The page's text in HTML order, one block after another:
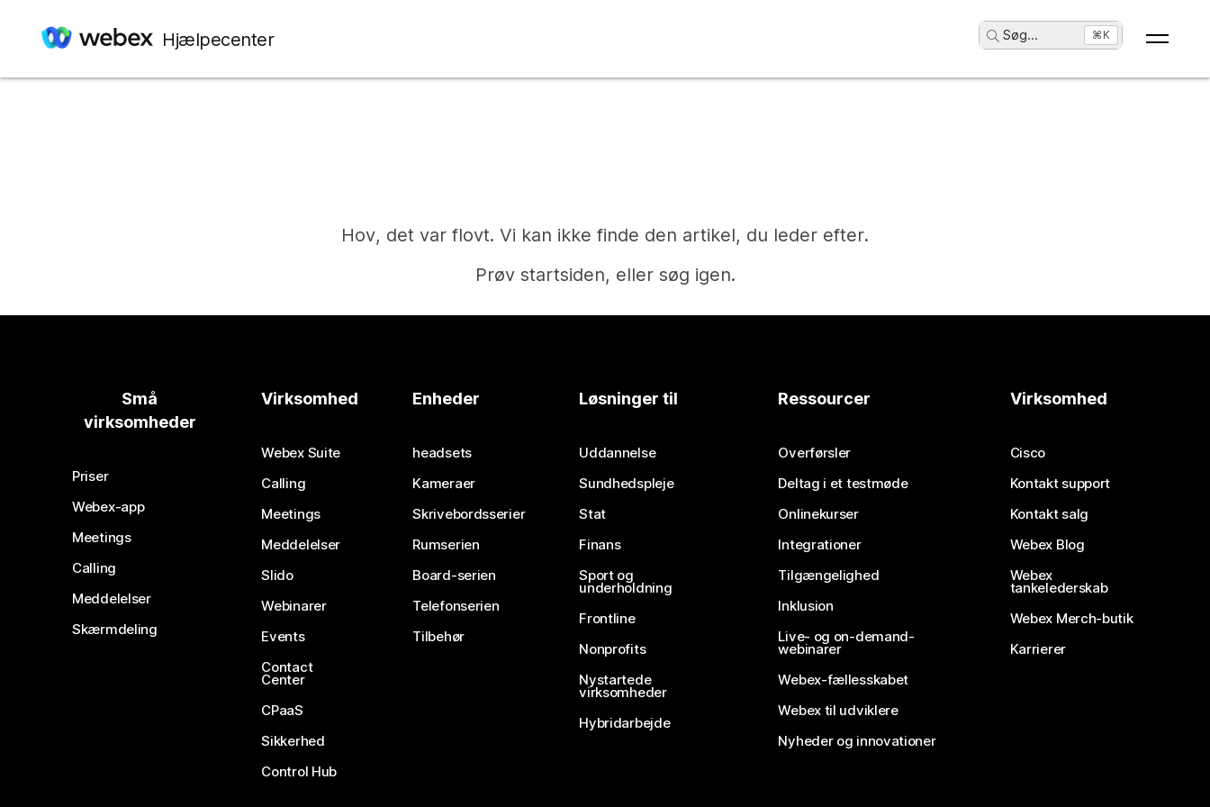
Hjælpecenter Søg... ⌘K
Hov, det var flovt. Vi kan ikke finde den artikel, du leder efter.
Prøv startsiden, eller søg igen.
Har du brug for et svar?
Send et spørgsmål
Små
virksomheder
Priser
Webex-app
Meetings
Calling
Meddelelser
Skærmdeling
Virksomhed
Webex Suite
Calling
Meetings
Meddelelser
Slido
Webinarer
Events
Contact
Center
CPaaS
Sikkerhed
Control Hub
Enheder
headsets
Kameraer
Skrivebordsserier
Rumserien
Board-serien
Telefonserien
Tilbehør
Løsninger til
Uddannelse
Sundhedspleje
Stat
Finans
Sport og
underholdning
Frontline
Nonprofits
Nystartede
virksomheder
Hybridarbejde
Ressourcer
Overførsler
Deltag i et testmøde
Onlinekurser
Integrationer
Tilgængelighed
Inklusion
Live- og on-demand-
webinarer
Webex-fællesskabet
Webex til udviklere
Nyheder og innovationer
Virksomhed
Cisco
Kontakt support
Kontakt salg
Webex Blog
Webex
tankelederskab
Webex Merch-butik
Karrierer